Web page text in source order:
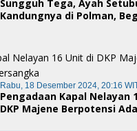
Sungguh Tega, Ayah
Kandungnya di Polman,
Rabu, 18 Desember 2024, 20:16
Pengadaan Kapal Nelayan
DKP Majene Berpotensi Ada